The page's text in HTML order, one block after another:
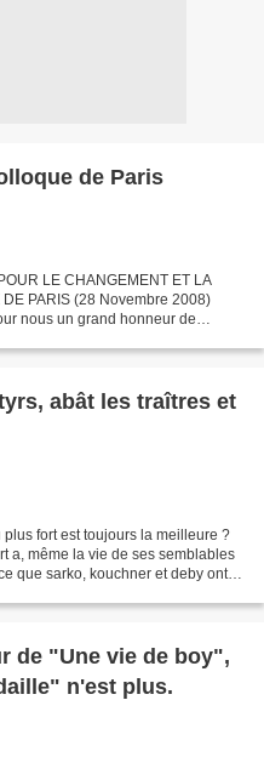
de Paris
LE CHANGEMENT ET LA
PARIS (28 Novembre 2008)
nous un grand honneur de
abât les traîtres et
fort est toujours la meilleure ?
a, même la vie de ses semblables
que sarko, kouchner et deby ont
de "Une vie de boy",
n'est plus.